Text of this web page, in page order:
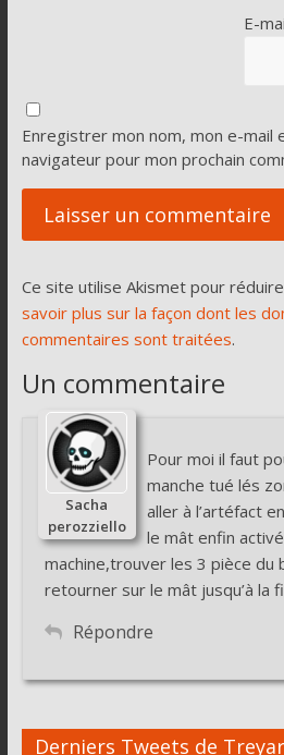
E-
Enregistrer mon nom, mon e-mail
navigateur pour mon prochain
Ce site utilise Akismet pour
savoir plus sur la façon dont les
commentaires sont traitées.
Un commentaire
Sacha
perozziello
Pour moi il faut
manche tué lés
aller à l’artéfact
le mât enfin
machine,trouver les 3 pièce du
retourner sur le mât jusqu’à la
Répondre
Derniers Tweets de